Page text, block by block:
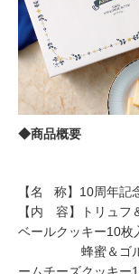
◆商品概要
【名 称】10周年記
【内 容】トリュフ
ベールクッキー10枚
蜂蜜＆ゴルゴン